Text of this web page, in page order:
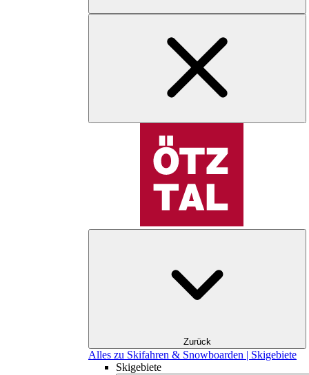
Zurück
Alles zu Skifahren & Snowboarden | Skigebiete
Skigebiete